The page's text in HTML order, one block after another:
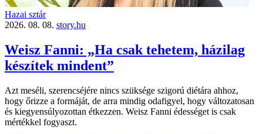
Hazai sztár
2026. 08. 08. story.hu
Weisz Fanni: „Ha csak tehetem, házilag
készítek mindent”
Azt meséli, szerencséjére nincs szüksége szigorú diétára ahhoz,
hogy őrizze a formáját, de arra mindig odafigyel, hogy változatosan
és kiegyensúlyozottan étkezzen. Weisz Fanni édességet is csak
mértékkel fogyaszt.